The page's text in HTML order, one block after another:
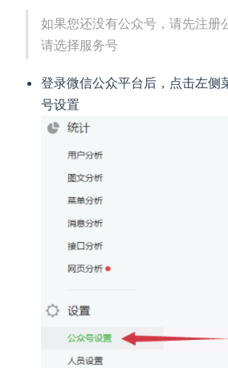
如果您还没有公众号，请先注册
请选择服务号
登录微信公众平台后，点击左侧
号设置